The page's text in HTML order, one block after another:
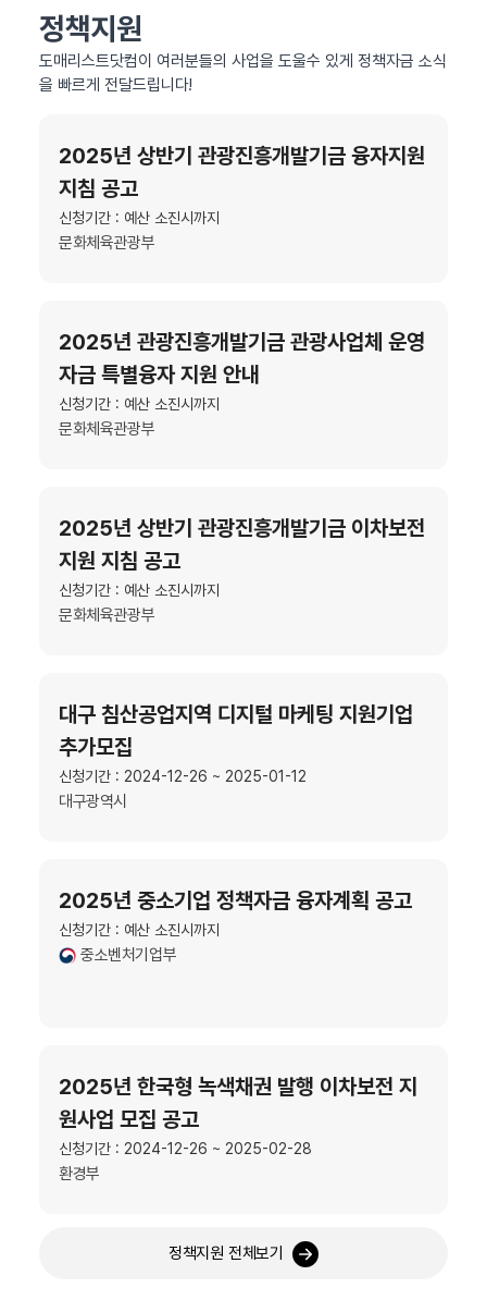
정책지원
도매리스트닷컴이 여러분들의 사업을 도울수 있게 정책자금 소식
을 빠르게 전달드립니다!
2025년 상반기 관광진흥개발기금 융자지원
지침 공고
신청기간 : 예산 소진시까지
문화체육관광부
2025년 관광진흥개발기금 관광사업체 운영
자금 특별융자 지원 안내
신청기간 : 예산 소진시까지
문화체육관광부
2025년 상반기 관광진흥개발기금 이차보전
지원 지침 공고
신청기간 : 예산 소진시까지
문화체육관광부
대구 침산공업지역 디지털 마케팅 지원기업
추가모집
신청기간 : 2024-12-26 ~ 2025-01-12
대구광역시
2025년 중소기업 정책자금 융자계획 공고
신청기간 : 예산 소진시까지
중소벤처기업부
2025년 한국형 녹색채권 발행 이차보전 지
원사업 모집 공고
신청기간 : 2024-12-26 ~ 2025-02-28
환경부
정책지원 전체보기